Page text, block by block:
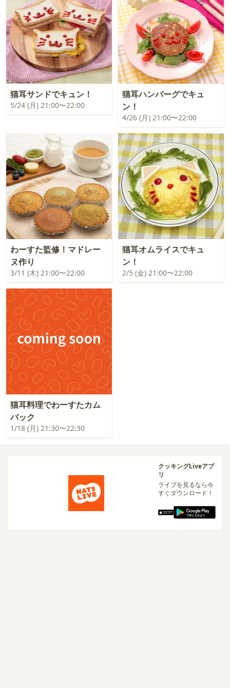
猫耳サンドでキュン！
5/24 (月) 21:00〜22:00
猫耳ハンバーグでキュ
ン！
4/26 (月) 21:00〜22:00
わーすた監修！マドレー
ヌ作り
3/11 (木) 21:00〜22:00
猫耳オムライスでキュ
ン！
2/5 (金) 21:00〜22:00
猫耳料理でわーすたカム
バック
1/18 (月) 21:30〜22:30
クッキングLiveアプ
リ
ライブを見るなら今
すぐダウンロード！